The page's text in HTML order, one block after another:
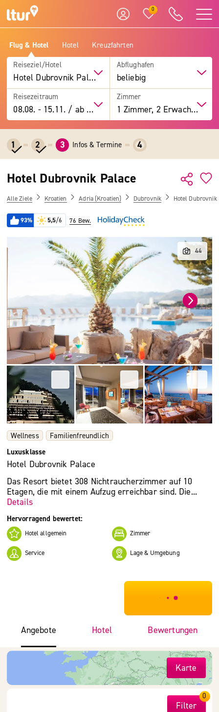
0
Flug & Hotel Hotel Kreuzfahrten
Reiseziel/Hotel
Hotel Dubrovnik Palace
Abflughafen
beliebig
Reisezeitraum
08.08. -15.11. / ab 7 Tage
Zimmer
1 Zimmer, 2 Erwachsene
1 2 3 Infos & Termine 4
Hotel Dubrovnik Palace
Alle Ziele Kroatien Adria (Kroatien) Dubrovnik Hotel Dubrovnik
93% 5,5/6 76 Bew.
Wellness
Familienfreundlich
Luxusklasse
Hotel Dubrovnik Palace
Das Resort bietet 308 Nichtraucherzimmer auf 10
Etagen, die mit einem Aufzug erreichbar sind. Die...
Details
Hervorragend bewertet:
Hotel allgemein Zimmer
Service Lage & Umgebung
***************
Angebote Hotel Bewertungen
Karte
Filter
0